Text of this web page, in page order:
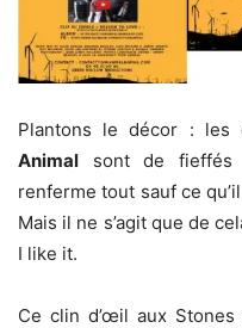
Plantons le décor : les
Animal sont de fieffés
renferme tout sauf ce
Mais il ne s’agit que de
I like it.
Ce clin d’œil aux